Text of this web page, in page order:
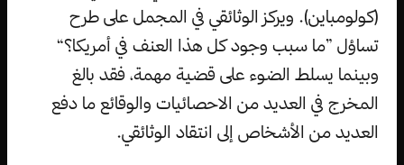
(كولومباين). ويركز الوثائقي في المجمل على طرح
تساؤل ”ما سبب وجود كل هذا العنف في أمريكا؟“
وبينما يسلط الضوء على قضية مهمة، فقد بالغ
المخرج في العديد من الاحصائيات والوقائع ما دفع
العديد من الأشخاص إلى انتقاد الوثائقي.